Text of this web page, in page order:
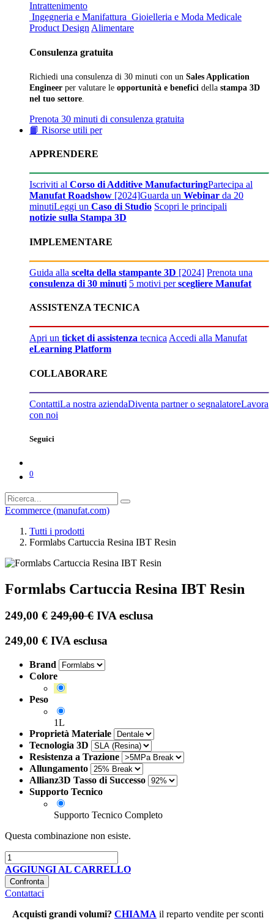
Intrattenimento
Ingegneria e Manifattura Gioielleria e Moda Medicale
Product Design Alimentare
Consulenza gratuita
Richiedi una consulenza di 30 minuti con un Sales Application
Engineer per valutare le opportunità e benefici della stampa 3D
nel tuo settore
Prenota 30 minuti di consulenza gratuita
📙 Risorse utili per
APPRENDERE
Iscriviti al Corso di Additive ManufacturingPartecipa al
Manufat Roadshow [2024]Guarda un Webinar da 20
minutiLeggi un Caso di Studio Scopri le principali
notizie sulla Stampa 3D
IMPLEMENTARE
Guida alla scelta della stampante 3D [2024] Prenota una
consulenza di 30 minuti 5 motivi perscegliere Manufat
ASSISTENZA TECNICA
Apri un ticket di assistenza tecnicaAccedi alla Manufat
eLearning Platform
COLLABORARE
ContattiLa nostra aziendaDiventa partner o segnalatoreLavora
con noi
Seguici
0
Ecommerce (manufat.com)
Tutti i prodotti
Formlabs Cartuccia Resina IBT Resin
Formlabs Cartuccia Resina IBT Resin
249,00 € 249,00€ IVA esclusa
249,00 € IVA esclusa
Brand
Colore
Peso
1L
Proprietà Materiale
Tecnologia 3D
Resistenza a Trazione
Allungamento
Allianz3D Tasso di Successo
Supporto Tecnico
Supporto Tecnico Completo
Questa combinazione non esiste.
AGGIUNGI AL CARRELLO
Confronta
Contattaci
Acquisti grandi volumi? CHIAMA il reparto vendite per sconti